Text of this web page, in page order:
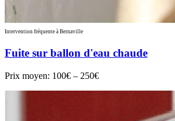
Intervention fréquente à Bernaville
Fuite sur ballon d'eau chaude
Prix moyen: 100€ – 250€